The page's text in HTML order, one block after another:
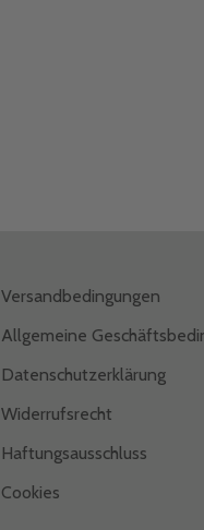
Versandbedingungen
Allgemeine
Datenschutzerklärung
Widerrufsrecht
Haftungsausschluss
Cookies